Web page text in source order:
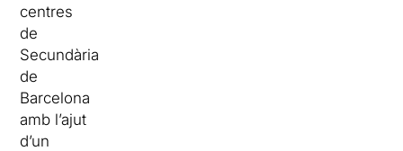
centres
de
Secundària
de
Barcelona
amb l’ajut
d’un